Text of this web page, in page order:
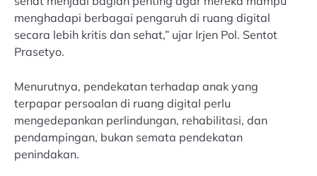
menghadapi berbagai pengaruh di ruang digital
secara lebih kritis dan sehat,” ujar Irjen Pol. Sentot
Prasetyo.
Menurutnya, pendekatan terhadap anak yang
terpapar persoalan di ruang digital perlu
mengedepankan perlindungan, rehabilitasi, dan
pendampingan, bukan semata pendekatan
penindakan.